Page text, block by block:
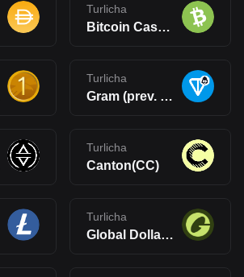
Turlicha
Bitcoin Cash(BCH)
Turlicha
Gram (prev. Toncoin)(GRAM)
Turlicha
Canton(CC)
Turlicha
Global Dollar(USDG)